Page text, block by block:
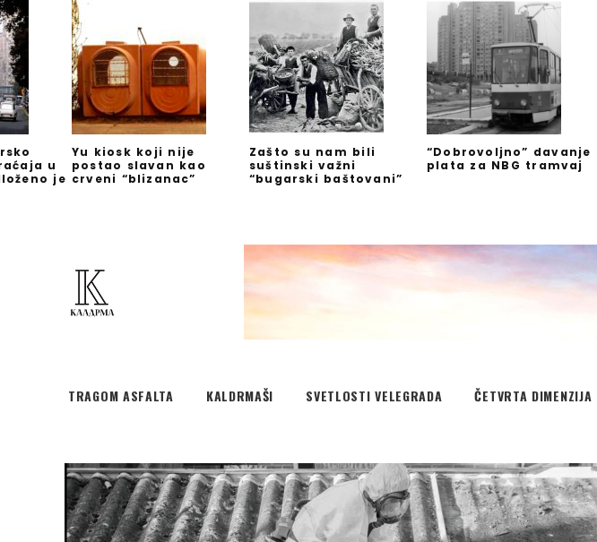
u
je
Yu kiosk koji nije
postao slavan kao
crveni “blizanac”
Zašto su nam bili
suštinski važni
“bugarski baštovani”
“Dobrovoljno” davanje
plata za NBG tramvaj
TRAGOM ASFALTA KALDRMAŠI SVETLOSTI VELEGRADA ČETVRTA DIMENZIJA